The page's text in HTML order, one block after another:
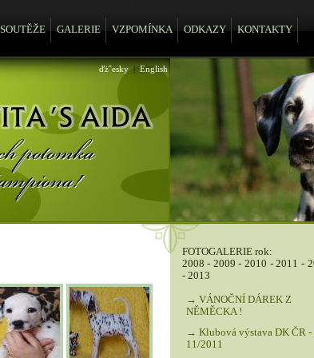
SOUTĚŽE GALERIE VZPOMÍNKA ODKAZY KONTAKTY
ďż˝esky| English
FOTOGALERIE rok:
2008 - 2009 - 2010 -2011 -
- 2013
→ VÁNOČNÍ DÁREK Z
NĚMĚCKA !
→ Klubová výstava DK ČR -
11/2011